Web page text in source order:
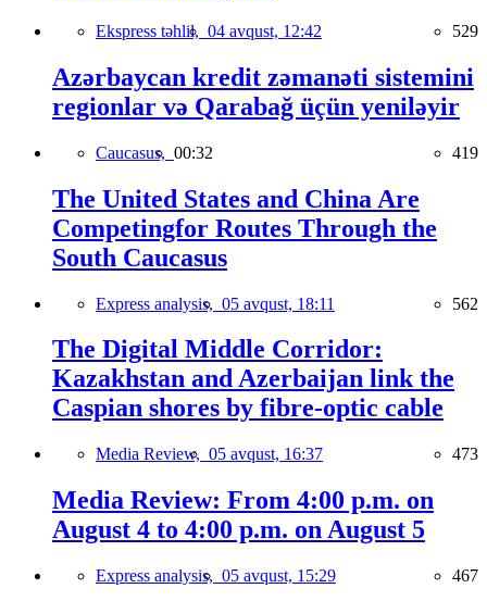
Ekspress təhlil, 04 avqust, 12:42 529
Azərbaycan kredit zəmanəti sistemini
regionlar və Qarabağ üçün yeniləyir
Caucasus, 00:32 419
The United States and China Are
Competingfor Routes Through the
South Caucasus
Express analysis, 05 avqust, 18:11 562
The Digital Middle Corridor:
Kazakhstan and Azerbaijan link the
Caspian shores by fibre-optic cable
Media Review, 05 avqust, 16:37 473
Media Review: From 4:00 p.m. on
August 4 to 4:00 p.m. on August 5
Express analysis, 05 avqust, 15:29 467